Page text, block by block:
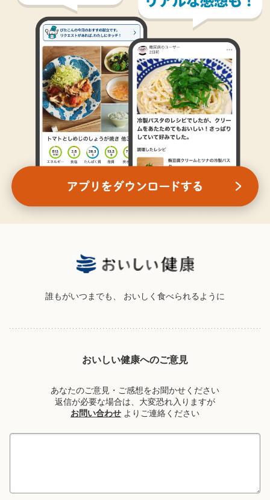
誰もがいつまでも、 おいしく食べられるように
おいしい健康へのご意見
あなたのご意見・ご感想をお聞かせください
返信が必要な場合は、大変恐れ入りますが
お問い合わせ よりご連絡ください